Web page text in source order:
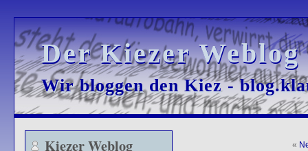
Der Kiezer
Der Kiezer
Wir bloggen den Kiez -
Wir bloggen den Kiez -
Kiezer Weblog «